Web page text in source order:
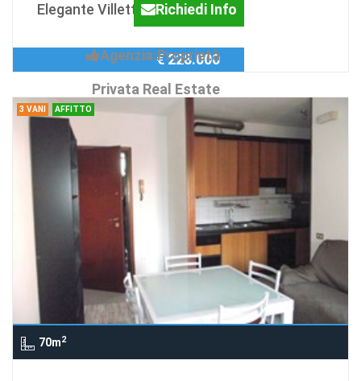
Elegante Villetta Richiedi Info
Agenzia:Proprietà
Privata Real Estate
€ 228.000
3 VANI AFFITTO
70m2